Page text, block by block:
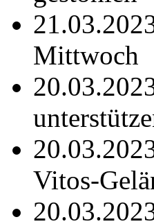
Mittwoch
Vitos-